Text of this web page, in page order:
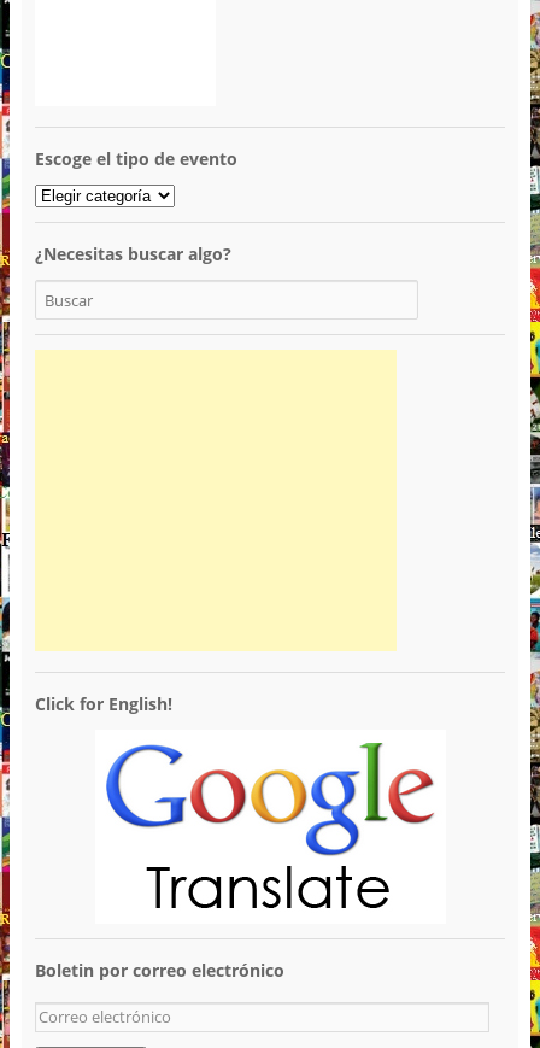
Escoge el tipo de evento
¿Necesitas buscar algo?
Click for English!
Boletin por correo electrónico